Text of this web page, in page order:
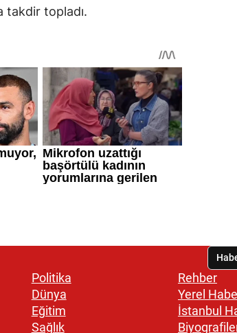
takdir topladı.
Politika
Dünya
Eğitim
Sağlık
Rehber
Yerel
İstanbul